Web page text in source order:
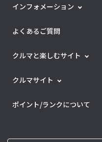
インフォメーション
よくあるご質問
クルマと楽しむサイト
クルマサイト
ポイント/ランクについて